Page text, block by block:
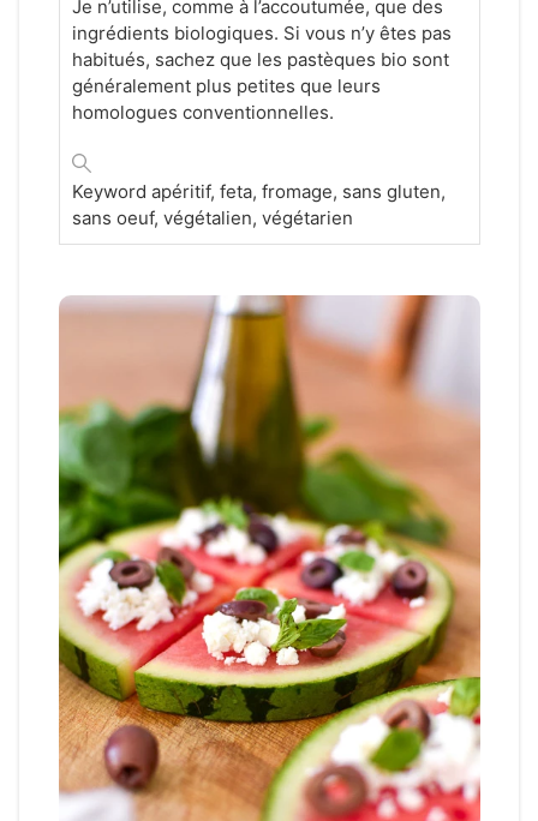
Je n’utilise, comme à l’accoutumée, que des
ingrédients biologiques. Si vous n’y êtes pas
habitués, sachez que les pastèques bio sont
généralement plus petites que leurs
homologues conventionnelles.
Keyword apéritif, feta, fromage, sans gluten,
sans oeuf, végétalien, végétarien